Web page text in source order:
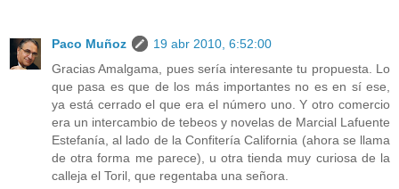
Paco Muñoz
19 abr 2010, 6:52:00
Gracias Amalgama, pues sería interesante tu propuesta. Lo
que pasa es que de los más importantes no es en sí ese,
ya está cerrado el que era el número uno. Y otro comercio
era un intercambio de tebeos y novelas de Marcial Lafuente
Estefanía, al lado de la Confitería California (ahora se llama
de otra forma me parece), u otra tienda muy curiosa de la
calleja el Toril, que regentaba una señora.